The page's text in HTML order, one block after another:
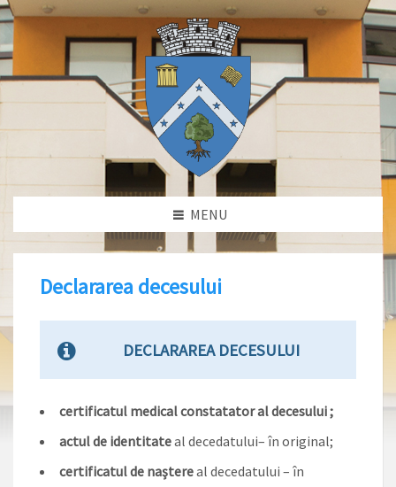
MENU
Declararea decesului
DECLARAREA DECESULUI
certificatul medical constatator al decesului ;
actul de identitateal decedatului– în original;
certificatul de naştereal decedatului – în